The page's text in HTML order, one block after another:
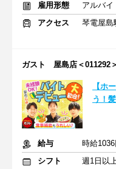
雇用形態
アルバイ
アクセス
琴電屋島
ガスト 屋島店＜011292＞
【ホ
う！
給与
時給
シフト